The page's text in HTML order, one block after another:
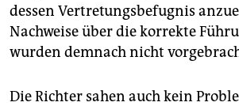
dessen Vertretungsbefugnis
Nachweise über die korrekte
wurden demnach nicht
Die Richter sahen auch kein